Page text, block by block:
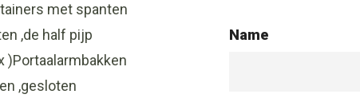
met spanten
,de half pijp
)Portaalarmbakken
,gesloten
Name